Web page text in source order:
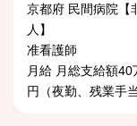
京都府 民間病院【
人】
准看護師
月給 月総支給額
円（夜勤、残業手